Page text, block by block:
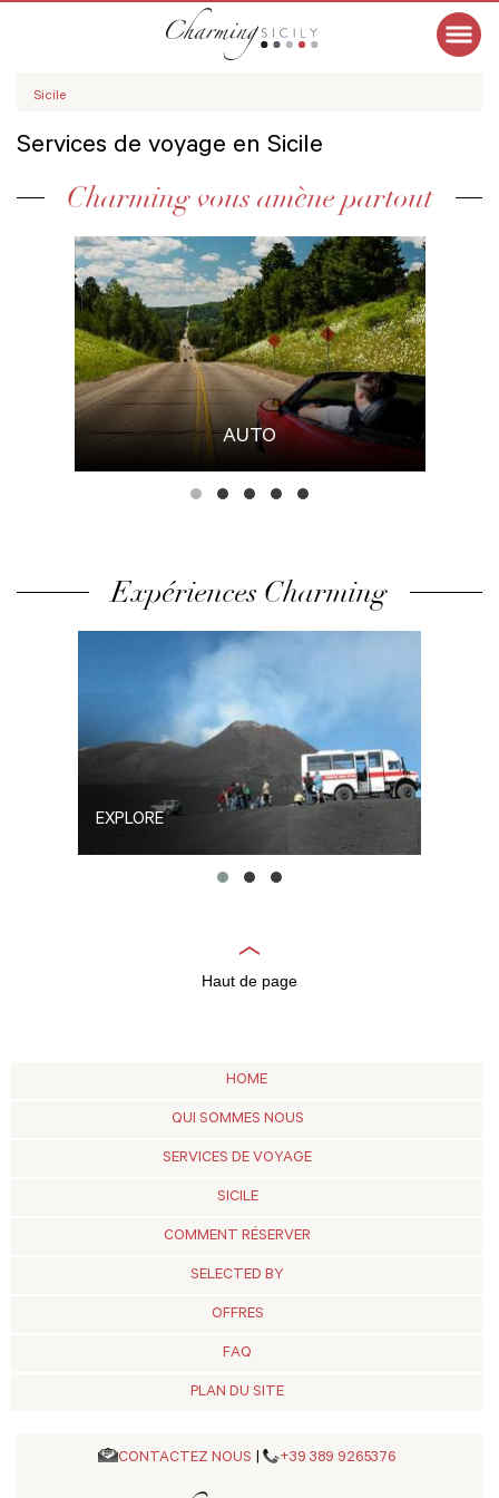
Sicile
Services de voyage en Sicile
Charming vous amène partout
AUTO
Expériences Charming
EXPLORE
Haut de page
HOME
QUI SOMMES NOUS
SERVICES DE VOYAGE
SICILE
COMMENT RÉSERVER
SELECTED BY
OFFRES
FAQ
PLAN DU SITE
CONTACTEZ NOUS | +39 389 9265376